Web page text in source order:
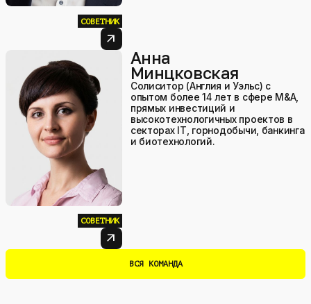
СОВЕТНИК
arrow_outward
СОВЕТНИК
arrow_outward
Анна
Минцковская
Солиситор (Англия и Уэльс) с
опытом более 14 лет в сфере M&A,
прямых инвестиций и
высокотехнологичных проектов в
секторах IT, горнодобычи, банкинга
и биотехнологий.
ВСЯ КОМАНДА